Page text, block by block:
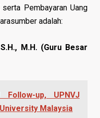
Pembayaran Uang
adalah:
M.H. (Guru Besar
Follow-up, UPNVJ
Malaysia